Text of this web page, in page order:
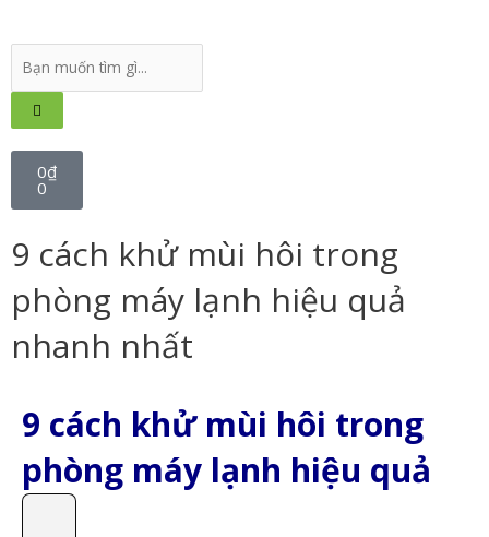
0₫
0
9 cách khử mùi hôi trong
phòng máy lạnh hiệu quả
nhanh nhất
9 cách khử mùi hôi trong
phòng máy lạnh hiệu quả